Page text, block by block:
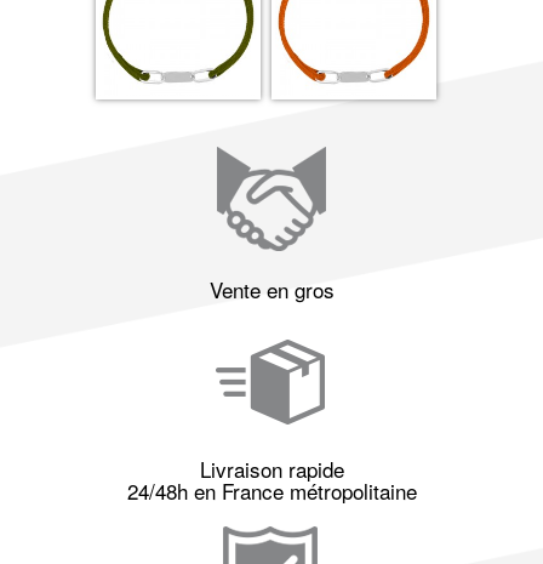
Vente en gros
Livraison rapide
24/48h en France métropolitaine